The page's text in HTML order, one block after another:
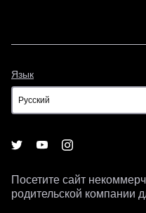
Язык
Посетите сайт
родительской компании